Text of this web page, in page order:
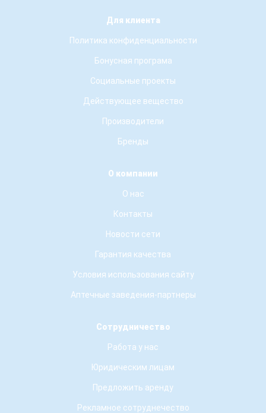
Для клиента
Политика конфиденциальности
Бонусная програма
Социальные проекты
Действующее вещество
Производители
Бренды
О компании
О нас
Контакты
Новости сети
Гарантия качества
Условия использования сайту
Аптечные заведения-партнеры
Сотрудничество
Работа у нас
Юридическим лицам
Предложить аренду
Рекламное сотруднечество